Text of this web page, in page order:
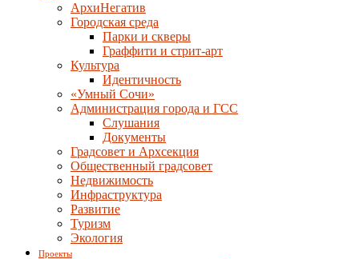
АрхиНегатив
Городская среда
Парки и скверы
Граффити и стрит-арт
Культура
Идентичность
«Умный Сочи»
Администрация города и ГСС
Слушания
Документы
Градсовет и Архсекция
Общественный градсовет
Недвижимость
Инфраструктура
Развитие
Туризм
Экология
Проекты